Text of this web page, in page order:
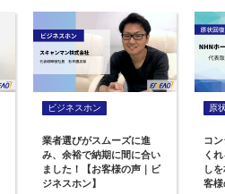
ビジネスホン
業者選びがスムーズに進
み、余裕で納期に間に合い
ました！【お客様の声｜ビ
ジネスホン】
原
コ
く
し
客